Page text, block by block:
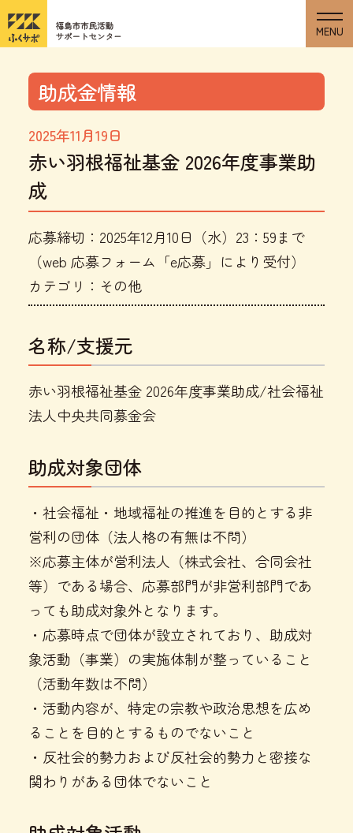
助成金情報
2025年11月19日
赤い羽根福祉基金 2026年度事業助
成
応募締切：2025年12月10日（水）23：59まで
（web 応募フォーム「e応募」により受付）
カテゴリ：その他
名称/支援元
赤い羽根福祉基金 2026年度事業助成/社会福祉
法人中央共同募金会
助成対象団体
・社会福祉・地域福祉の推進を目的とする非
営利の団体（法人格の有無は不問）
※応募主体が営利法人（株式会社、合同会社
等）である場合、応募部門が非営利部門であ
っても助成対象外となります。
・応募時点で団体が設立されており、助成対
象活動（事業）の実施体制が整っていること
（活動年数は不問）
・活動内容が、特定の宗教や政治思想を広め
ることを目的とするものでないこと
・反社会的勢力および反社会的勢力と密接な
関わりがある団体でないこと